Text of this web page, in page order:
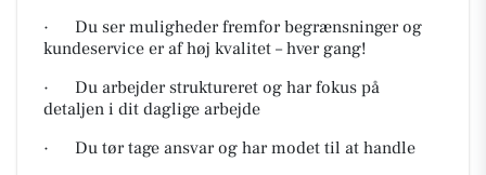
· Du ser muligheder fremfor begrænsninger og
kundeservice er af høj kvalitet – hver gang!
· Du arbejder struktureret og har fokus på
detaljen i dit daglige arbejde
· Du tør tage ansvar og har modet til at handle